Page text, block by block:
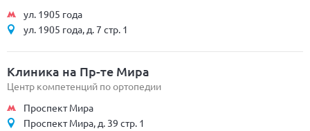
ул. 1905 года
ул. 1905 года, д. 7 стр. 1
Клиника на Пр-те Мира
Центр компетенций по ортопедии
Проспект Мира
Проспект Мира, д. 39 стр. 1